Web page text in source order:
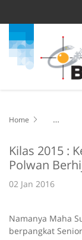
Home
Kilas 2015 :
Polwan
02 Jan 2016
Namanya Maha
berpangkat